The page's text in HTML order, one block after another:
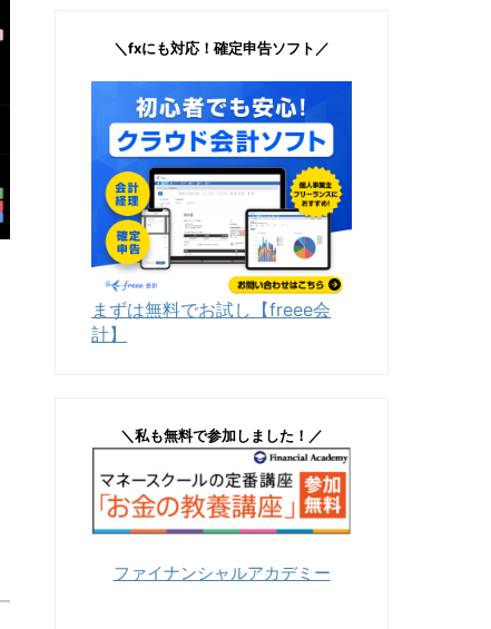
＼fxにも対応！確定申告ソフト／
まずは無料でお試し【freee会
計】
＼私も無料で参加しました！／
ファイナンシャルアカデミー